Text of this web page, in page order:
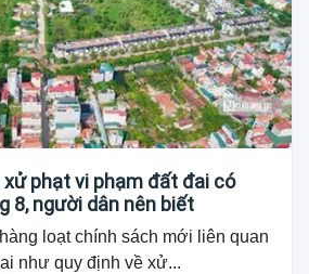
phạt vi phạm đất đai có
8, người dân nên biết
loạt chính sách mới liên quan
như quy định về xử...